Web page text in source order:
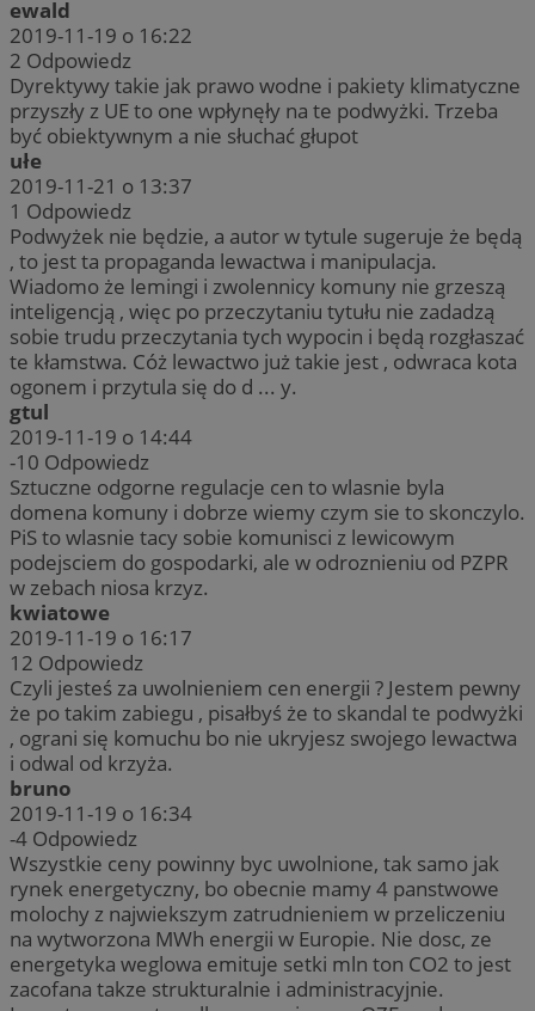
ewald
2019-11-19 o 16:22
2 Odpowiedz
Dyrektywy takie jak prawo wodne i pakiety klimatyczne
przyszły z UE to one wpłynęły na te podwyżki. Trzeba
być obiektywnym a nie słuchać głupot
ułe
2019-11-21 o 13:37
1 Odpowiedz
Podwyżek nie będzie, a autor w tytule sugeruje że będą
, to jest ta propaganda lewactwa i manipulacja.
Wiadomo że lemingi i zwolennicy komuny nie grzeszą
inteligencją , więc po przeczytaniu tytułu nie zadadzą
sobie trudu przeczytania tych wypocin i będą rozgłaszać
te kłamstwa. Cóż lewactwo już takie jest , odwraca kota
ogonem i przytula się do d ... y.
gtul
2019-11-19 o 14:44
-10 Odpowiedz
Sztuczne odgorne regulacje cen to wlasnie byla
domena komuny i dobrze wiemy czym sie to skonczylo.
PiS to wlasnie tacy sobie komunisci z lewicowym
podejsciem do gospodarki, ale w odroznieniu od PZPR
w zebach niosa krzyz.
kwiatowe
2019-11-19 o 16:17
12 Odpowiedz
Czyli jesteś za uwolnieniem cen energii ? Jestem pewny
że po takim zabiegu , pisałbyś że to skandal te podwyżki
, ograni się komuchu bo nie ukryjesz swojego lewactwa
i odwal od krzyża.
bruno
2019-11-19 o 16:34
-4 Odpowiedz
Wszystkie ceny powinny byc uwolnione, tak samo jak
rynek energetyczny, bo obecnie mamy 4 panstwowe
molochy z najwiekszym zatrudnieniem w przeliczeniu
na wytworzona MWh energii w Europie. Nie dosc, ze
energetyka weglowa emituje setki mln ton CO2 to jest
zacofana takze strukturalnie i administracyjnie.